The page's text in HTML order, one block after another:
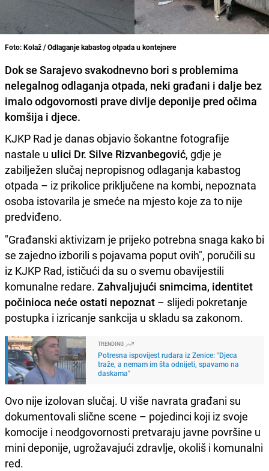
Foto: Kolaž / Odlaganje kabastog otpada u kontejnere
Dok se Sarajevo svakodnevno bori s problemima
nelegalnog odlaganja otpada, neki građani i dalje bez
imalo odgovornosti prave divlje deponije pred očima
komšija i djece.
KJKP Rad je danas objavio šokantne fotografije
nastale u ulici Dr. Silve Rizvanbegović, gdje je
zabilježen slučaj nepropisnog odlaganja kabastog
otpada – iz prikolice priključene na kombi, nepoznata
osoba istovarila je smeće na mjesto koje za to nije
predviđeno.
"Građanski aktivizam je prijeko potrebna snaga kako bi
se zajedno izborili s pojavama poput ovih", poručili su
iz KJKP Rad, ističući da su o svemu obavijestili
komunalne redare. Zahvaljujući snimcima, identitet
počinioca neće ostati nepoznat – slijedi pokretanje
postupka i izricanje sankcija u skladu sa zakonom.
TRENDING
Potresna ispovijest rudara iz Zenice: "Djeca
traže, a nemam im šta odnijeti, spavamo na
daskama"
Ovo nije izolovan slučaj. U više navrata građani su
dokumentovali slične scene – pojedinci koji iz svoje
komocije i neodgovornosti pretvaraju javne površine u
mini deponije, ugrožavajući zdravlje, okoliš i komunalni
red.